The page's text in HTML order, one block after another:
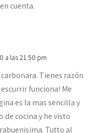
cuenta.
a las 21:50 pm
Tienes razón
funciona! Me
es la mas sencilla y
de cocina y he visto
Tutto al